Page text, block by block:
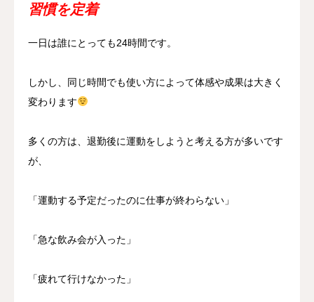
習慣を定着
一日は誰にとっても24時間です。
しかし、同じ時間でも使い方によって体感や成果は大きく
変わります
多くの方は、退勤後に運動をしようと考える方が多いです
が、
「運動する予定だったのに仕事が終わらない」
「急な飲み会が入った」
「疲れて行けなかった」